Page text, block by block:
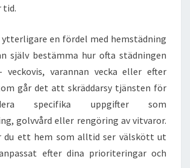
tid.
en fördel med hemstädning
själv bestämma hur ofta städningen
veckovis, varannan vecka eller efter
går det att skräddarsy tjänsten för
specifika uppgifter som
golvvård eller rengöring av vitvaror.
du ett hem som alltid ser välskött ut
efter dina prioriteringar och